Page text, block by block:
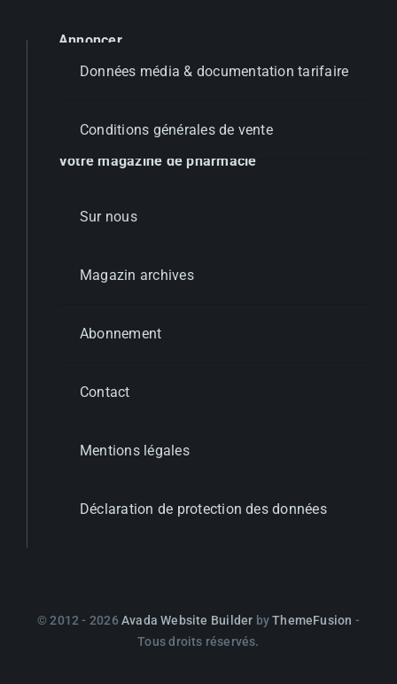
Annoncer
Données média & documentation tarifaire
Conditions générales de vente
Votre magazine de pharmacie
Sur nous
Magazin archives
Abonnement
Contact
Mentions légales
Déclaration de protection des données
© 2012 - 2026Avada Website Builder byThemeFusion -
Tous droits réservés.